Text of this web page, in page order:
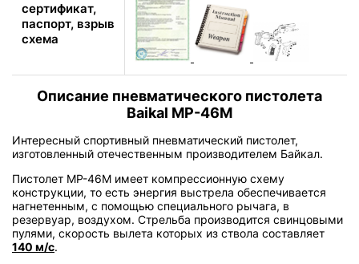
сертификат,
паспорт, взрыв
схема
Описание пневматического пистолета
Baikal МР-46М
Интересный спортивный пневматический пистолет,
изготовленный отечественным производителем Байкал.
Пистолет МР-46М имеет компрессионную схему
конструкции, то есть энергия выстрела обеспечивается
нагнетенным, с помощью специального рычага, в
резервуар, воздухом. Стрельба производится свинцовыми
пулями, скорость вылета которых из ствола составляет
140 м/с.